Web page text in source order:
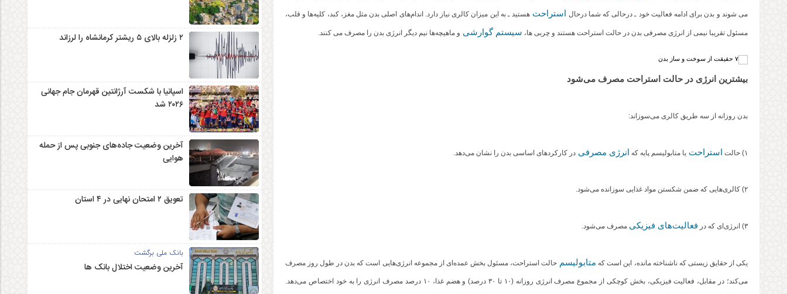
می‌ شوند و بدن برای ادامه فعالیت خود ـ درحالی که شما درحال استراحت هستید ـ به این میزان کالری نیاز دارد. اندام‌های اصلی بدن مثل مغز، کبد، کلیه‌ها و قلب،
مسئول تقریبا نیمی از انرژی مصرفی بدن در حالت استراحت هستند و چربی‌ ها، سیستم گوارشی و ماهیچه‌ها نیم دیگر انرژی بدن را مصرف می‌ کنند.
بیشترین انرژی در حالت استراحت مصرف می‌شود
بدن روزانه از سه طریق کالری می‌سوزاند:
۱) حالت استراحت یا متابولیسم پایه که انرژی مصرفی در کارکردهای اساسی بدن را نشان می‌دهد.
۲) کالری‌هایی که ضمن شکستن مواد غذایی سوزانده می‌شود.
۳) انرژی‌ای که در فعالیت‌های فیزیکی مصرف می‌شود.
یکی از حقایق زیستی که ناشناخته مانده، این است که متابولیسم حالت استراحت، مسئول بخش عمده‌ای از مجموعه انرژی‌هایی است که بدن در طول روز مصرف
می‌کند؛ در مقابل، فعالیت فیزیکی، بخش کوچکی از مجموع مصرف انرژی روزانه (۱۰ تا ۳۰ درصد) و هضم غذا، ‌۱۰ درصد مصرف انرژی را به خود اختصاص می‌دهد.
۲ زلزله‌ بالای ۵ ریشتر کرمانشاه را لرزاند
اسپانیا با شکست آرژانتین قهرمان جام جهانی
۲۰۲۶ شد
آخرین وضعیت جاده‌های جنوبی پس از حمله
هوایی
تعویق ۲ امتحان نهایی در ۴ استان
بانک ملی برگشت
آخرین وضعیت اختلال بانک ها